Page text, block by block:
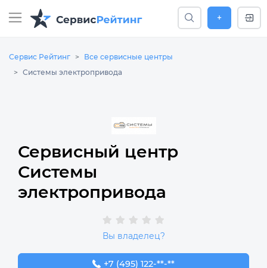
+
Сервис Рейтинг
Все сервисные центры
Системы электропривода
Сервисный центр
Системы
электропривода
Вы владелец?
+7 (495) 122-20-33
+7 (495) 122-**-**